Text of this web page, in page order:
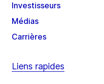
Investisseurs
Médias
Carrières
Liens rapides